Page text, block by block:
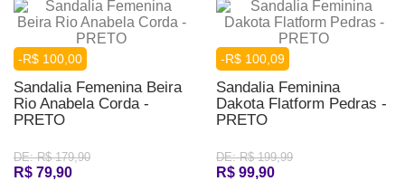
-R$ 100,00
Sandalia Femenina Beira
Rio Anabela Corda -
PRETO
DE: R$ 179,90
R$ 79,90
-R$ 100,09
Sandalia Feminina
Dakota Flatform Pedras -
PRETO
DE: R$ 199,99
R$ 99,90